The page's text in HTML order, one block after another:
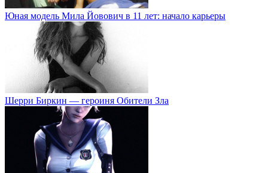
Юная модель Мила Йовович в 11 лет: начало карьеры
Шерри Биркин — героиня Обители Зла